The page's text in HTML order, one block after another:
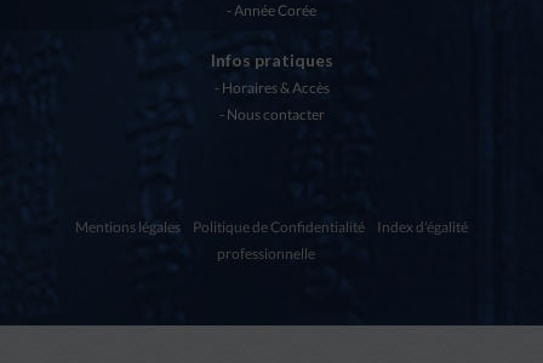
Année Corée
Infos pratiques
Horaires & Accès
Nous contacter
Mentions légales Politique de Confidentialité
Index d'égalité
professionnelle